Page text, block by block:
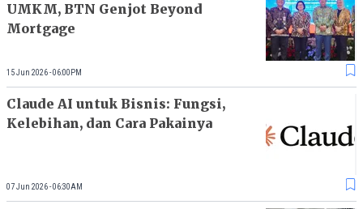
UMKM, BTN Genjot Beyond
Mortgage
15 Jun 2026 - 06:00PM
Claude AI untuk Bisnis: Fungsi,
Kelebihan, dan Cara Pakainya
07 Jun 2026 - 06:30AM